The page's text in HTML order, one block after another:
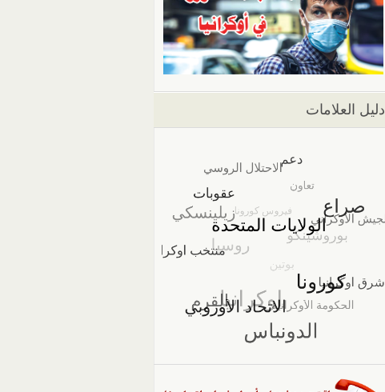
دليل العلامات